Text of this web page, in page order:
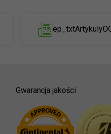
Gwarancja jakości